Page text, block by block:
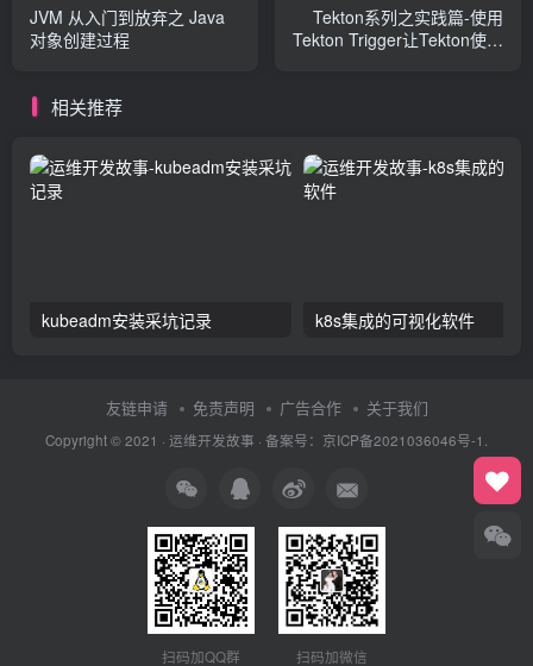
JVM 从入门到放弃之 Java
对象创建过程
Tekton系列之实践篇-使用
Tekton Trigger让Tekton使用
相关推荐
kubeadm安装采坑记录 k8s集成的可视化软件
友链申请 免责声明 广告合作 关于我们
Copyright © 2021 · 运维开发故事 · 备案号：京ICP备2021036046号-1.
扫码加QQ群 扫码加微信